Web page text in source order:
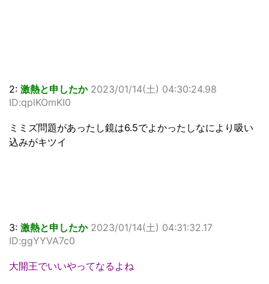
2: 激熱と申したか 2023/01/14(土) 04:30:24.98
ID:qplKOmKI0
ミミズ問題があったし鏡は6.5でよかったしなにより吸い
込みがキツイ
3: 激熱と申したか 2023/01/14(土) 04:31:32.17
ID:ggYYVA7c0
大開王でいいやってなるよね